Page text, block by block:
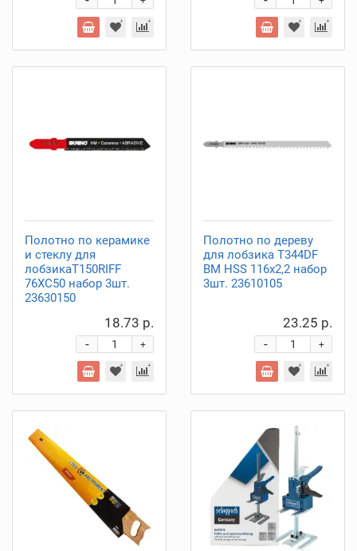
Полотно по керамике
и стеклу для
лобзикаT150RIFF
76ХС50 набор 3шт.
23630150
18.73 р.
+
-
Полотно по дереву
для лобзика T344DF
BM HSS 116х2,2 набор
3шт. 23610105
23.25 р.
+
-